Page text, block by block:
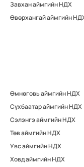
Завхан аймгийн НДХ
Өвөрхангай аймгийн
Өмнөговь аймгийн НДХ
Сүхбаатар аймгийн НДХ
Сэлэнгэ аймгийн НДХ
Төв аймгийн НДХ
Увс аймгийн НДХ
Ховд аймгийн НДХ